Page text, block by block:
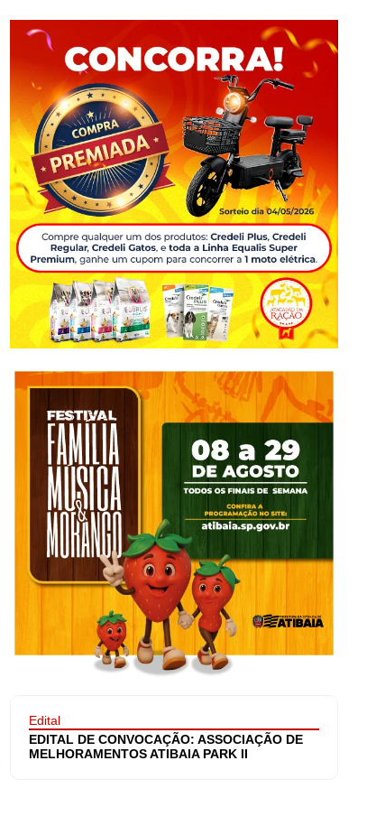
Edital
EDITAL DE CONVOCAÇÃO: ASSOCIAÇÃO DE
MELHORAMENTOS ATIBAIA PARK II